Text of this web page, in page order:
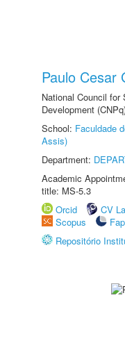
Paulo Cesar
National Council for
Development
School: Faculdade
Assis)
Department:
Academic
title: MS-5.3
Orcid
CV
Scopus
Repositório